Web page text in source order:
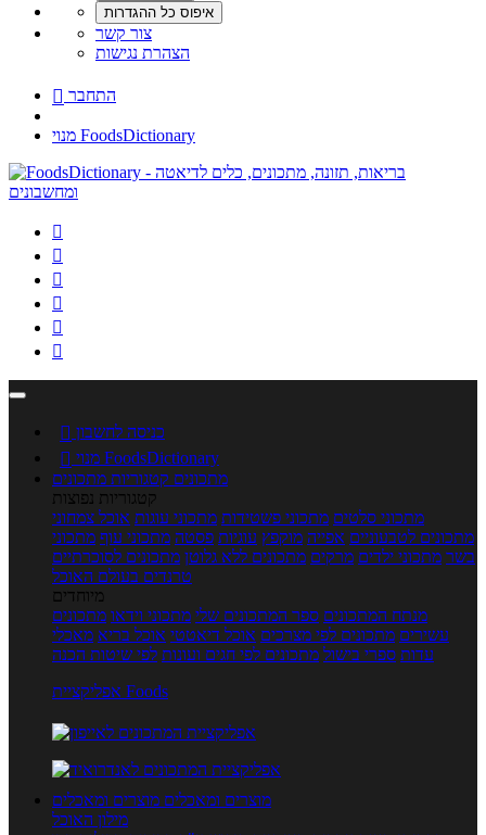
צור קשר
הצהרת נגישות
 התחבר
מנוי FoodsDictionary






 כניסה לחשבון

מנוי FoodsDictionary
מתכונים קטגוריות מתכונים
קטגוריות נפוצות
מתכוני סלטים מתכוני פשטידות מתכוני עוגות אוכל צמחוני
מתכונים לטבעוניים אפייה מוקפץ עוגיות פסטה מתכוני עוף מתכוני
בשר מתכוני ילדים מרקים מתכונים ללא גלוטן מתכונים לסוכרתיים
טרנדים בעולם האוכל
מיוחדים
מנתח המתכונים ספר המתכונים שלי מתכוני וידאו מתכונים
עשירים מתכונים לפי מצרכים אוכל דיאטטי אוכל בריא מאכלי
עדות ספרי בישול מתכונים לפי חגים ועונות לפי שיטות הכנה
אפליקציית Foods
מוצרים ומאכלים מוצרים ומאכלים
מילון האוכל